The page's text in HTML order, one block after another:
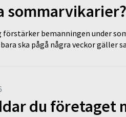
förstärker bemanningen under
ska pågå några veckor
du företaget